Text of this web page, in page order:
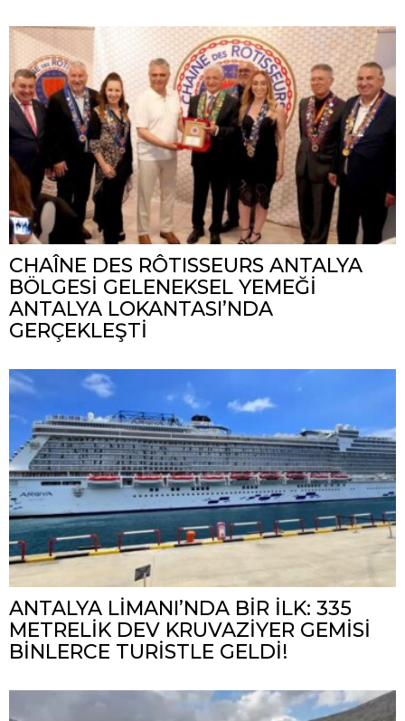
CHAÎNE DES RÔTISSEURS ANTALYA
BÖLGESİ GELENEKSEL YEMEĞİ
ANTALYA LOKANTASI’NDA
GERÇEKLEŞTİ
ANTALYA LİMANI’NDA BİR İLK: 335
METRELİK DEV KRUVAZİYER GEMİSİ
BİNLERCE TURİSTLE GELDİ!